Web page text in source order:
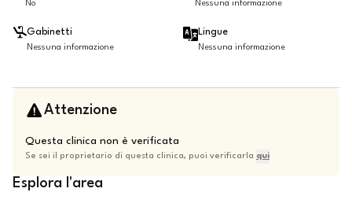
No Nessuna informazione
Gabinetti
Nessuna informazione
Lingue
Nessuna informazione
Attenzione
Questa clinica non è verificata
Se sei il proprietario di questa clinica, puoi verificarla qui
Esplora l'area